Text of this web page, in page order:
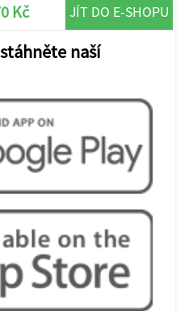
Kč JÍT DO E-SHOPU
naší